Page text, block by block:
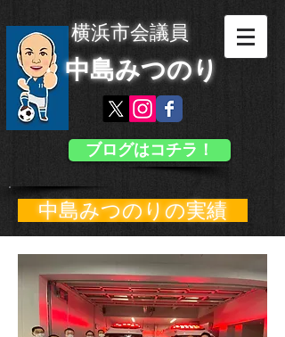
横浜市会議員
中島みつのり
ブログはコチラ！
中島みつのりの実績